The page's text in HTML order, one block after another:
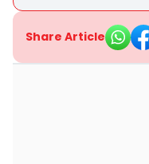
Share Article